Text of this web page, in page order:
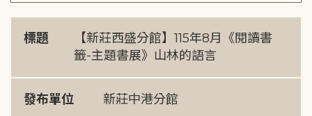
標題
【新莊西盛分館】115年8月《閱讀書
籤-主題書展》山林的語言
發布單位 新莊中港分館